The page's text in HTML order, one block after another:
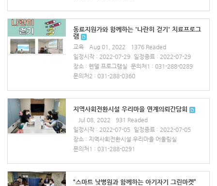
동료지원가와 함께하는 '나란히 걷기' 치료프로그
램
교육 Aug 01, 2022
1376 Readed
일정시작 : 2022-07-29 일정종료 : 2022-07-29
장소 : 헨델 프로그램실 문의처1 : 031-288-0289
문의처2 : 031-288-0360
지역사회전환시설 우리마을 연계의뢰간담회
Jul 08, 2022
931 Readed
일정시작 : 2022-07-05 일정종료 : 2022-07-05
장소 : 지역사회전환시설 우리마을 어울림실
문의처1 : 031-288-0291
“스마트 낮병원과 함께하는 아기자기 그린마켓”